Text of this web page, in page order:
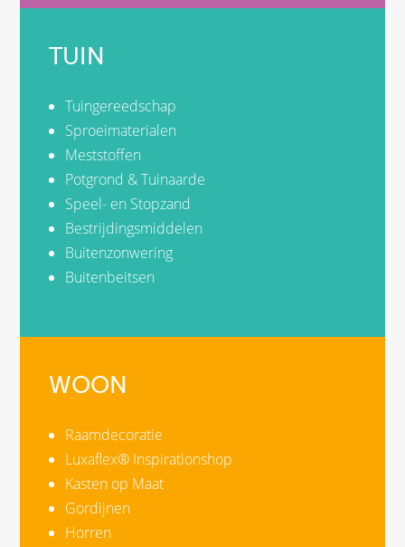
TUIN
Tuingereedschap
Sproeimaterialen
Meststoffen
Potgrond & Tuinaarde
Speel- en Stopzand
Bestrijdingsmiddelen
Buitenzonwering
Buitenbeitsen
WOON
Raamdecoratie
Luxaflex® Inspirationshop
Kasten op Maat
Gordijnen
Horren